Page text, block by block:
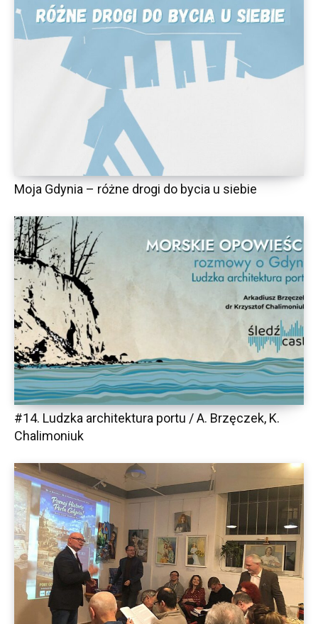
Moja Gdynia – różne drogi do bycia u siebie
#14. Ludzka architektura portu / A. Brzęczek, K.
Chalimoniuk